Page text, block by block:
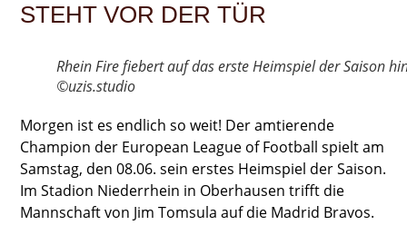
STEHT VOR DER TÜR
Rhein Fire fiebert auf das erste Heimspiel der Saison
©uzis.studio
Morgen ist es endlich so weit! Der amtierende
Champion der European League of Football spielt am
Samstag, den 08.06. sein erstes Heimspiel der Saison.
Im Stadion Niederrhein in Oberhausen trifft die
Mannschaft von Jim Tomsula auf die Madrid Bravos.